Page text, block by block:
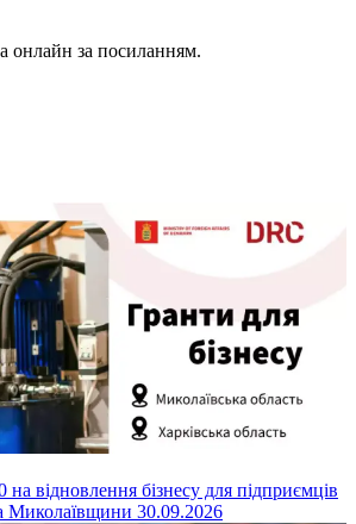
онлайн за посиланням.
на відновлення бізнесу для підприємців
Миколаївщини 30.09.2026